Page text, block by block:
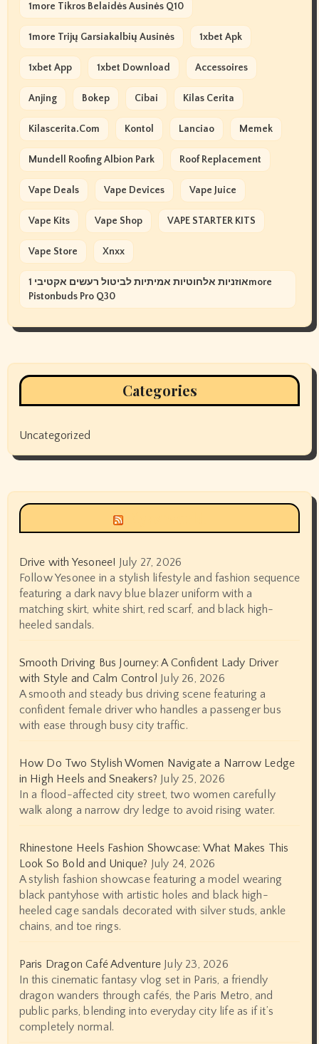
1more Tikros Belaidės Ausinės Q10
1more Trijų Garsiakalbių Ausinės 1xbet Apk
1xbet App 1xbet Download Accessoires
Anjing Bokep Cibai Kilas Cerita
Kilascerita.com Kontol Lanciao Memek
Mundell Roofing Albion Park Roof Replacement
Vape Deals Vape Devices Vape Juice
Vape Kits Vape Shop VAPE STARTER KITS
Vape Store Xnxx
אוזניות אלחוטיות אמיתיות לביטול רעשים אקטיבי 1more
Pistonbuds Pro Q30
Categories
Uncategorized
Drive with Yesonee! July 27, 2026
Follow Yesonee in a stylish lifestyle and fashion sequence
featuring a dark navy blue blazer uniform with a
matching skirt, white shirt, red scarf, and black high-
heeled sandals.
Smooth Driving Bus Journey: A Confident Lady Driver
with Style and Calm Control July 26, 2026
A smooth and steady bus driving scene featuring a
confident female driver who handles a passenger bus
with ease through busy city traffic.
How Do Two Stylish Women Navigate a Narrow Ledge
in High Heels and Sneakers? July 25, 2026
In a flood-affected city street, two women carefully
walk along a narrow dry ledge to avoid rising water.
Rhinestone Heels Fashion Showcase: What Makes This
Look So Bold and Unique? July 24, 2026
A stylish fashion showcase featuring a model wearing
black pantyhose with artistic holes and black high-
heeled cage sandals decorated with silver studs, ankle
chains, and toe rings.
Paris Dragon Café Adventure July 23, 2026
In this cinematic fantasy vlog set in Paris, a friendly
dragon wanders through cafés, the Paris Metro, and
public parks, blending into everyday city life as if it’s
completely normal.